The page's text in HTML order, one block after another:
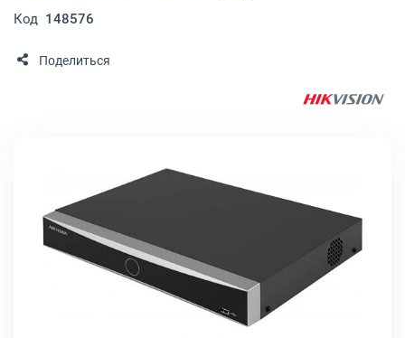
Код 148576
Поделиться